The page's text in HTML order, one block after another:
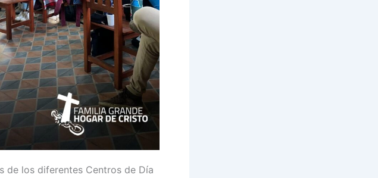
de los diferentes Centros de Día